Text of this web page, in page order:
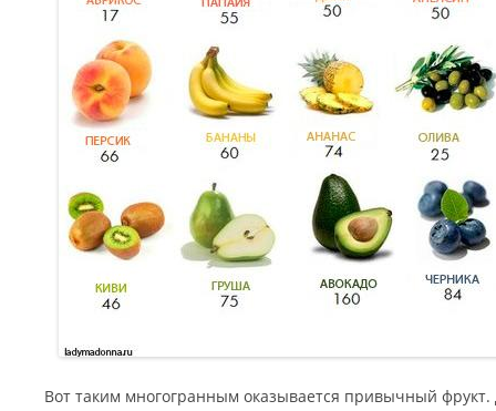
Вот таким многогранным оказывается привычный фрукт.